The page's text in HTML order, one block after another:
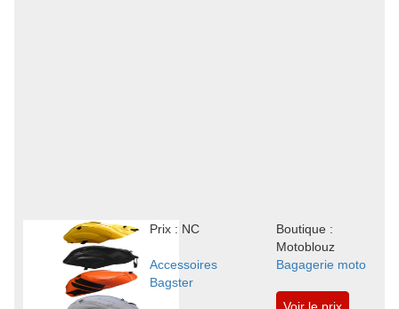
Prix : NC
Boutique :
Motoblouz
Accessoires
Bagster
Bagagerie moto